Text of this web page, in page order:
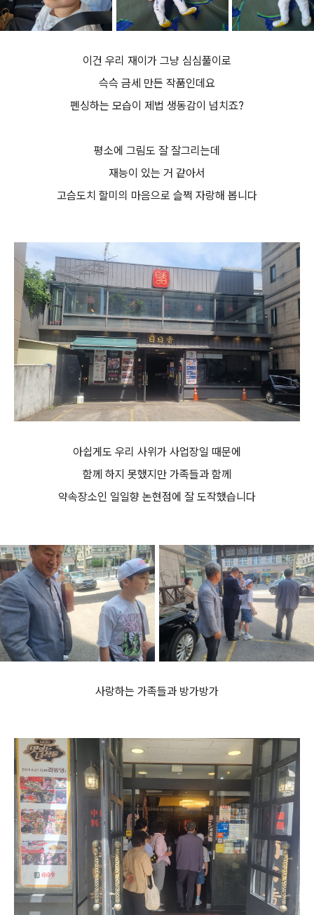
이건 우리 재이가 그냥 심심풀이로
슥슥 금세 만든 작품인데요
펜싱하는 모습이 제법 생동감이 넘치죠?
평소에 그림도 잘 잘그리는데
재능이 있는 거 같아서
고슴도치 할미의 마음으로 슬쩍 자랑해 봅니다
아쉽게도 우리 사위가 사업장일 때문에
함께 하지 못했지만 가족들과 함께
약속장소인 일일향 논현점에 잘 도작했습니다
사랑하는 가족들과 방가방가